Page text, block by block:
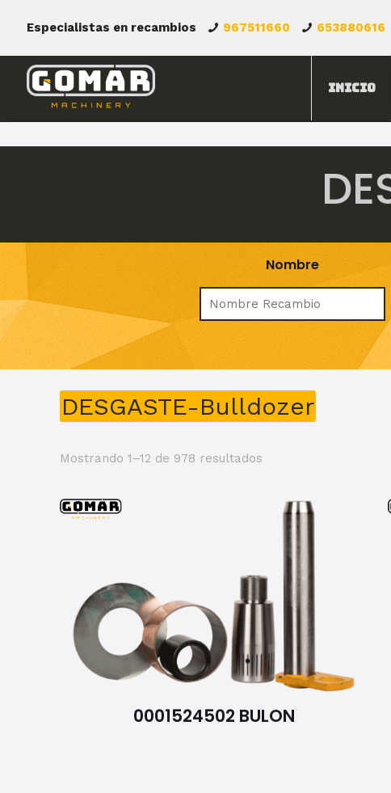
Especialistas en recambios 967511660 653880616
Inicio
Nombre
DESGASTE-Bulldozer
Mostrando 1–12 de 978 resultados
0001524502 BULON